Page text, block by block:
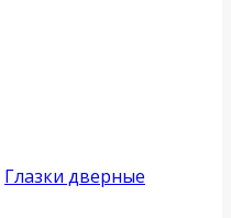
Глазки дверные